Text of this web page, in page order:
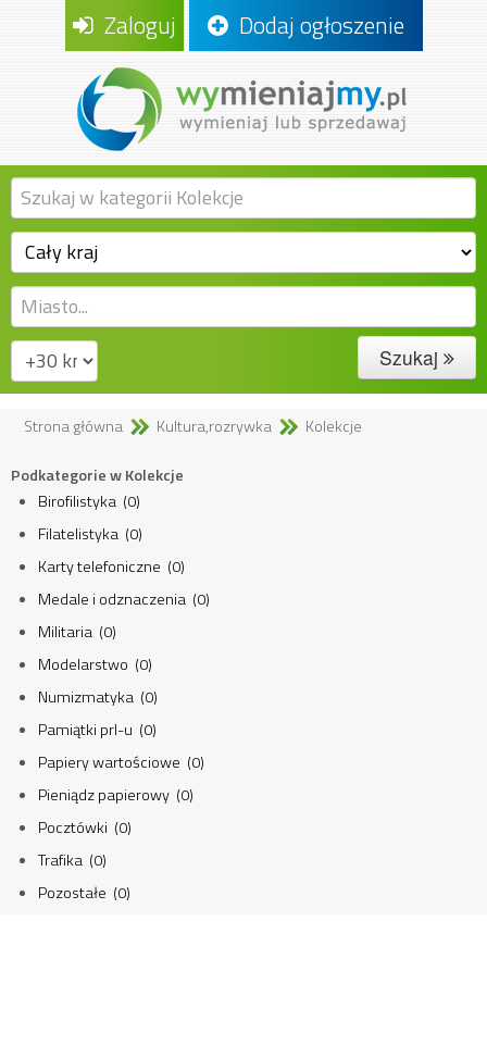
Zaloguj Dodaj ogłoszenie
Szukaj
Strona główna Kultura,rozrywka Kolekcje
Podkategorie w Kolekcje
Birofilistyka (0)
Filatelistyka (0)
Karty telefoniczne (0)
Medale i odznaczenia (0)
Militaria (0)
Modelarstwo (0)
Numizmatyka (0)
Pamiątki prl-u (0)
Papiery wartościowe (0)
Pieniądz papierowy (0)
Pocztówki (0)
Trafika (0)
Pozostałe (0)